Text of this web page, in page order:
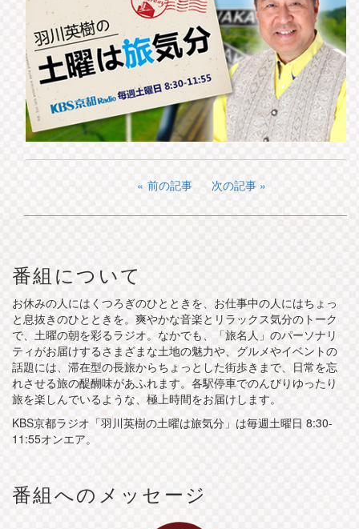
前の記事 次の記事
番組について
お休みの人にはくつろぎのひとときを、お仕事中の人にはちょっ
と息抜きのひとときを。爽やかな音楽とリラックス気分のトーク
で、土曜の朝を彩るラジオ。なかでも、「旅名人」のパーソナリ
ティがお届けするさまざまな土地の魅力や、グルメやイベントの
話題には、滞在型の長旅からちょっとした街歩きまで、日常を忘
れさせる旅の醍醐味があふれます。各駅停車でのんびりゆったり
旅を楽しんでいるような、極上時間をお届けします。
KBS京都ラジオ「羽川英樹の土曜は旅気分」は毎週土曜日 8:30-
11:55オンエア。
番組へのメッセージ